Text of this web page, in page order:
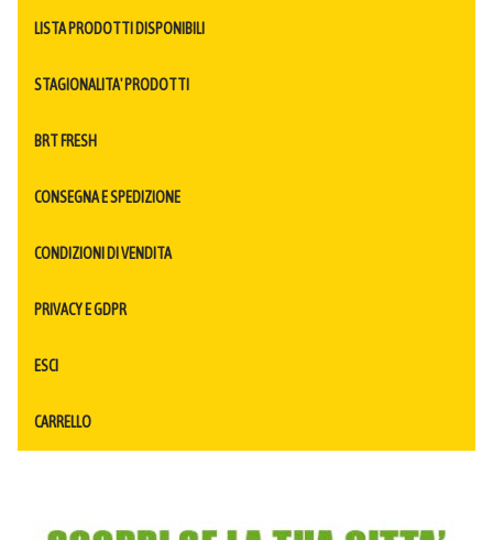
LISTA PRODOTTI DISPONIBILI
STAGIONALITA' PRODOTTI
BRT FRESH
CONSEGNA E SPEDIZIONE
CONDIZIONI DI VENDITA
PRIVACY E GDPR
ESCI
CARRELLO